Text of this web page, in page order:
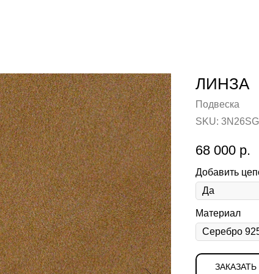
ЛИНЗА
Подвеска
SKU: 3N26SG
68 000 р.
Добавить
Материал
ЗАКАЗАТЬ